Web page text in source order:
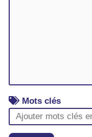
Mots clés